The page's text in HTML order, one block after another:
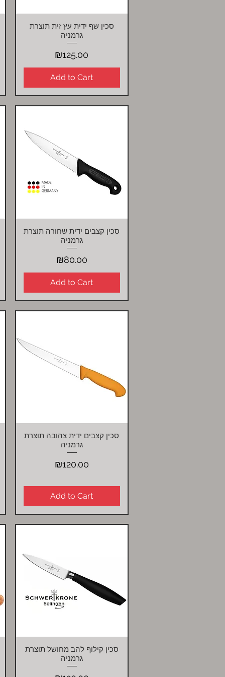
Quick View
סכין שף ידית עץ זית תוצרת
גרמניה
Price
₪125.00
Add to Cart
Quick View
סכין קצבים ידית שחורה תוצרת
גרמניה
Price
₪80.00
Add to Cart
Quick View
סכין קצבים ידית צהובה תוצרת
גרמניה
Price
₪120.00
Add to Cart
Quick View
סכין קילוף להב מחושל תוצרת
גרמניה